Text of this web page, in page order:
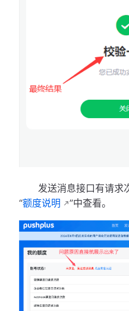
发送消息接口有请求
“额度说明 ”中查看。